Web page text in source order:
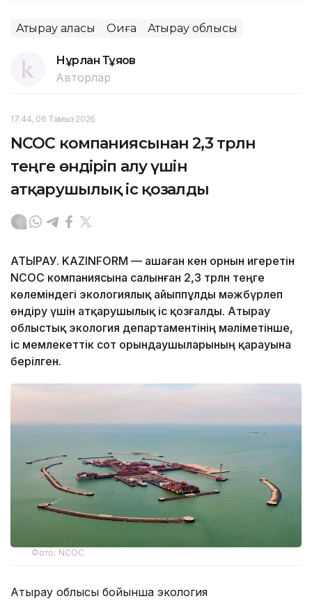
Атырау қаласы Оқиға Атырау облысы
Нұрлан Тұяқов
Авторлар
17:44, 06 Тамыз 2026
NCOC компаниясынан 2,3 трлн
теңге өндіріп алу үшін
атқарушылық іс қозғалды
АТЫРАУ. KAZINFORM — Қашаған кен орнын игеретін
NCOC компаниясына салынған 2,3 трлн теңге
көлеміндегі экологиялық айыппұлды мәжбүрлеп
өндіру үшін атқарушылық іс қозғалды. Атырау
облыстық экология департаментінің мәліметінше,
іс мемлекеттік сот орындаушыларының қарауына
берілген.
Фото: NCOC
Атырау облысы бойынша экология